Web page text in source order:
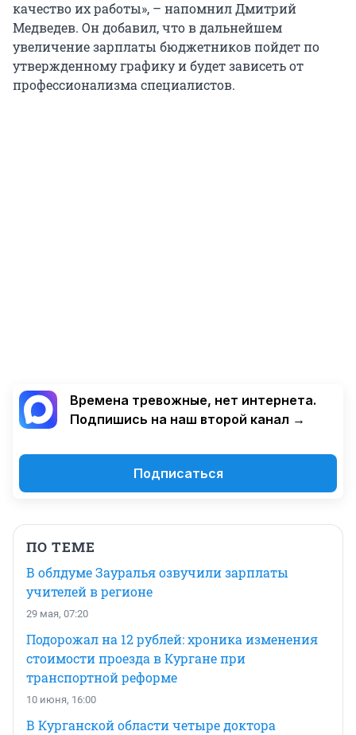
качество их работы», – напомнил Дмитрий
Медведев. Он добавил, что в дальнейшем
увеличение зарплаты бюджетников пойдет по
утвержденному графику и будет зависеть от
профессионализма специалистов.
Времена тревожные, нет интернета.
Подпишись на наш второй канал →
Подписаться
ПО ТЕМЕ
В облдуме Зауралья озвучили зарплаты
учителей в регионе
29 мая, 07:20
Подорожал на 12 рублей: хроника изменения
стоимости проезда в Кургане при
транспортной реформе
10 июня, 16:00
В Курганской области четыре доктора